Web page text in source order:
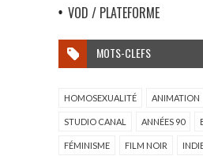
VOD / PLATEFORME
MOTS-CLEFS
HOMOSEXUALITÉ ANIMATION
STUDIO CANAL ANNÉES 90
FÉMINISME FILM NOIR